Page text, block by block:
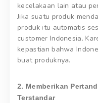
kecelakaan lain atau
Jika suatu produk
produk itu automatis
customer Indonesia.
kepastian bahwa
buat produknya.
2. Memberikan
Terstandar